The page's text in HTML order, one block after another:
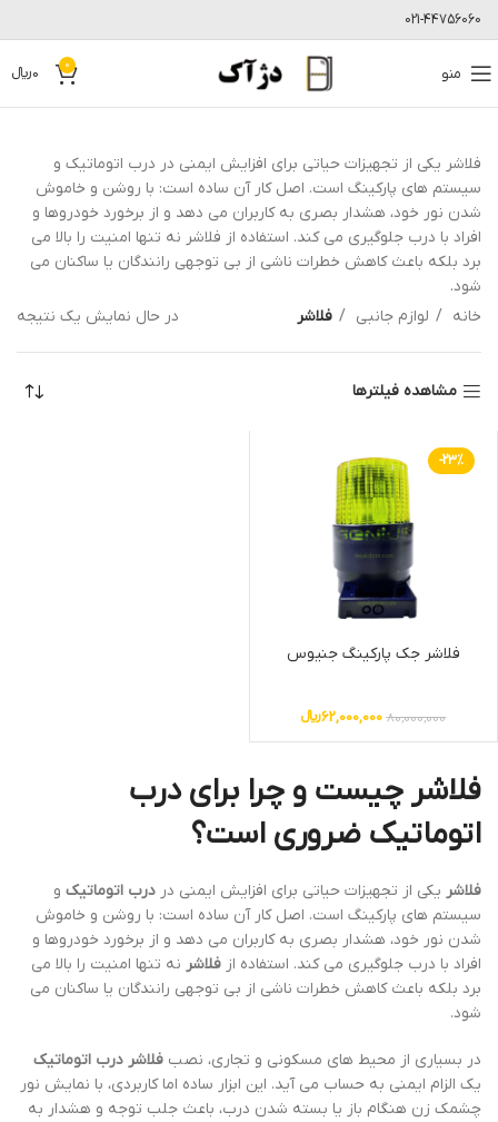
021-44756060
منو 0
0﷼
فلاشر یکی از تجهیزات حیاتی برای افزایش ایمنی در درب اتوماتیک و
سیستم های پارکینگ است. اصل کار آن ساده است: با روشن و خاموش
شدن نور خود، هشدار بصری به کاربران می دهد و از برخورد خودروها و
افراد با درب جلوگیری می کند. استفاده از فلاشر نه تنها امنیت را بالا می
برد بلکه باعث کاهش خطرات ناشی از بی توجهی رانندگان یا ساکنان می
شود.
خانه
لوازم جانبی فلاشر در حال نمایش یک نتیجه
مشاهده فیلترها
-23%
فلاشر جک پارکینگ جنیوس
80,000,000
62,000,000﷼
فلاشر چیست و چرا برای درب
اتوماتیک ضروری است؟
فلاشر یکی از تجهیزات حیاتی برای افزایش ایمنی در درب اتوماتیک و
سیستم های پارکینگ است. اصل کار آن ساده است: با روشن و خاموش
شدن نور خود، هشدار بصری به کاربران می دهد و از برخورد خودروها و
افراد با درب جلوگیری می کند. استفاده از فلاشر نه تنها امنیت را بالا می
برد بلکه باعث کاهش خطرات ناشی از بی توجهی رانندگان یا ساکنان می
شود.
در بسیاری از محیط های مسکونی و تجاری، نصب فلاشر درب اتوماتیک
یک الزام ایمنی به حساب می آید. این ابزار ساده اما کاربردی، با نمایش نور
چشمک زن هنگام باز یا بسته شدن درب، باعث جلب توجه و هشدار به